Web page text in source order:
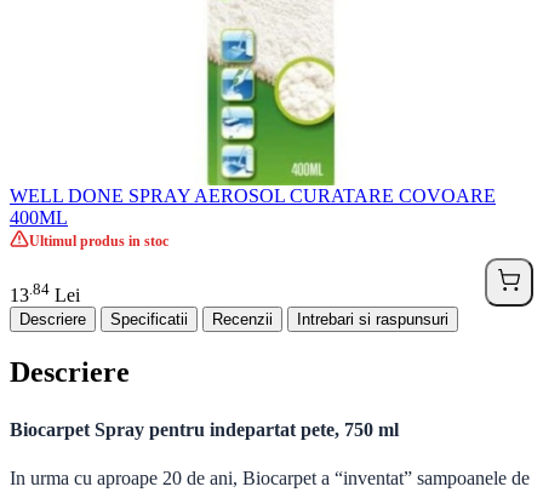
WELL DONE SPRAY AEROSOL CURATARE COVOARE
400ML
Ultimul produs in stoc
13 84 Lei
Descriere Specificatii Recenzii Intrebari si raspunsuri
Descriere
Biocarpet Spray pentru indepartat pete, 750 ml
In urma cu aproape 20 de ani, Biocarpet a “inventat” sampoanele de